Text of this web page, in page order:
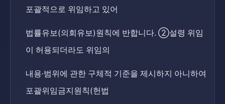
포괄적으로 위임하고 있어
법률유보(의회유보)원칙에 반합니다. ②설령 위임
이 허용되더라도 위임의
내용·범위에 관한 구체적 기준을 제시하지 아니하여
포괄위임금지원칙(헌법